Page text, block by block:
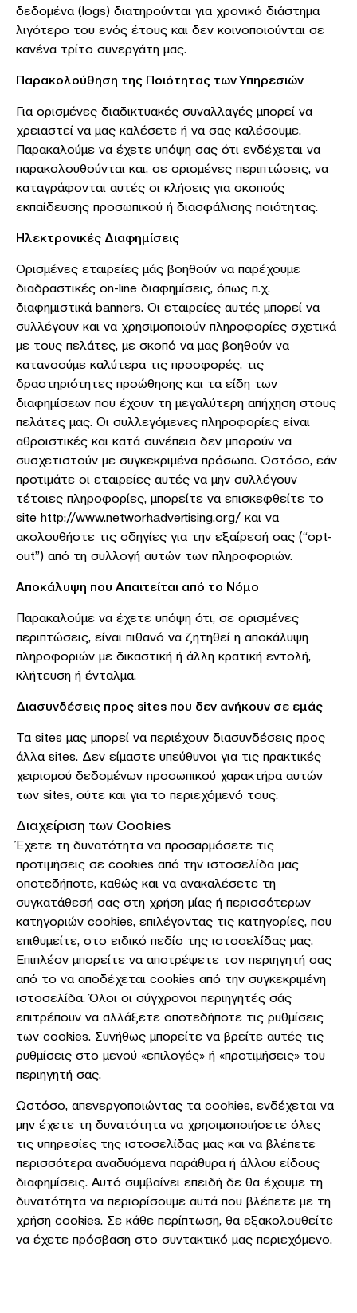
δεδομένα (logs) διατηρούνται για χρονικό διάστημα
λιγότερο του ενός έτους και δεν κοινοποιούνται σε
κανένα τρίτο συνεργάτη μας.
Παρακολούθηση της Ποιότητας των Υπηρεσιών
Για ορισμένες διαδικτυακές συναλλαγές μπορεί να
χρειαστεί να μας καλέσετε ή να σας καλέσουμε.
Παρακαλούμε να έχετε υπόψη σας ότι ενδέχεται να
παρακολουθούνται και, σε ορισμένες περιπτώσεις, να
καταγράφονται αυτές οι κλήσεις για σκοπούς
εκπαίδευσης προσωπικού ή διασφάλισης ποιότητας.
Ηλεκτρονικές Διαφημίσεις
Ορισμένες εταιρείες μάς βοηθούν να παρέχουμε
διαδραστικές on-line διαφημίσεις, όπως π.χ.
διαφημιστικά banners. Οι εταιρείες αυτές μπορεί να
συλλέγουν και να χρησιμοποιούν πληροφορίες σχετικά
με τους πελάτες, με σκοπό να μας βοηθούν να
κατανοούμε καλύτερα τις προσφορές, τις
δραστηριότητες προώθησης και τα είδη των
διαφημίσεων που έχουν τη μεγαλύτερη απήχηση στους
πελάτες μας. Οι συλλεγόμενες πληροφορίες είναι
αθροιστικές και κατά συνέπεια δεν μπορούν να
συσχετιστούν με συγκεκριμένα πρόσωπα. Ωστόσο, εάν
προτιμάτε οι εταιρείες αυτές να μην συλλέγουν
τέτοιες πληροφορίες, μπορείτε να επισκεφθείτε το
site http://www.networkadvertising.org/ και να
ακολουθήστε τις οδηγίες για την εξαίρεσή σας (“opt-
out”) από τη συλλογή αυτών των πληροφοριών.
Αποκάλυψη που Απαιτείται από το Νόμο
Παρακαλούμε να έχετε υπόψη ότι, σε ορισμένες
περιπτώσεις, είναι πιθανό να ζητηθεί η αποκάλυψη
πληροφοριών με δικαστική ή άλλη κρατική εντολή,
κλήτευση ή ένταλμα.
Διασυνδέσεις προς sites που δεν ανήκουν σε εμάς
Τα sites μας μπορεί να περιέχουν διασυνδέσεις προς
άλλα sites. Δεν είμαστε υπεύθυνοι για τις πρακτικές
χειρισμού δεδομένων προσωπικού χαρακτήρα αυτών
των sites, ούτε και για το περιεχόμενό τους.
Διαχείριση των Cookies
Έχετε τη δυνατότητα να προσαρμόσετε τις
προτιμήσεις σε cookies από την ιστοσελίδα μας
οποτεδήποτε, καθώς και να ανακαλέσετε τη
συγκατάθεσή σας στη χρήση μίας ή περισσότερων
κατηγοριών cookies, επιλέγοντας τις κατηγορίες, που
επιθυμείτε, στο ειδικό πεδίο της ιστοσελίδας μας.
Επιπλέον μπορείτε να αποτρέψετε τον περιηγητή σας
από το να αποδέχεται cookies από την συγκεκριμένη
ιστοσελίδα. Όλοι οι σύγχρονοι περιηγητές σάς
επιτρέπουν να αλλάξετε οποτεδήποτε τις ρυθμίσεις
των cookies. Συνήθως μπορείτε να βρείτε αυτές τις
ρυθμίσεις στο μενού «επιλογές» ή «προτιμήσεις» του
περιηγητή σας.
Ωστόσο, απενεργοποιώντας τα cookies, ενδέχεται να
μην έχετε τη δυνατότητα να χρησιμοποιήσετε όλες
τις υπηρεσίες της ιστοσελίδας μας και να βλέπετε
περισσότερα αναδυόμενα παράθυρα ή άλλου είδους
διαφημίσεις. Αυτό συμβαίνει επειδή δε θα έχουμε τη
δυνατότητα να περιορίσουμε αυτά που βλέπετε με τη
χρήση cookies. Σε κάθε περίπτωση, θα εξακολουθείτε
να έχετε πρόσβαση στο συντακτικό μας περιεχόμενο.